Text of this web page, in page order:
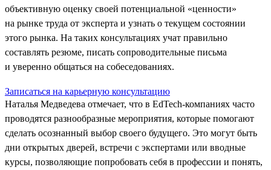
объективную оценку своей потенциальной «ценности»
на рынке труда от эксперта и узнать о текущем состоянии
этого рынка. На таких консультациях учат правильно
составлять резюме, писать сопроводительные письма
и уверенно общаться на собеседованиях.
Записаться на карьерную консультацию
Наталья Медведева отмечает, что в EdTech-компаниях часто
проводятся разнообразные мероприятия, которые помогают
сделать осознанный выбор своего будущего. Это могут быть
дни открытых дверей, встречи с экспертами или вводные
курсы, позволяющие попробовать себя в профессии и понять,